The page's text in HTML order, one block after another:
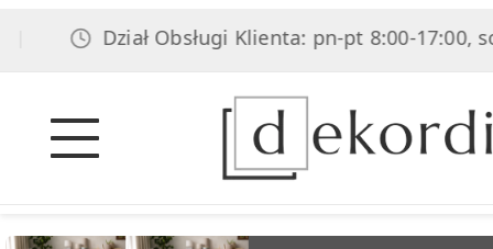
Dział Obsługi Klienta: pn-pt 8:00-17:00, sob